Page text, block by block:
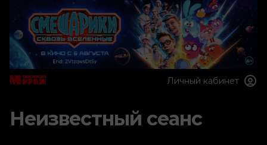
Личный кабинет
Неизвестный сеанс